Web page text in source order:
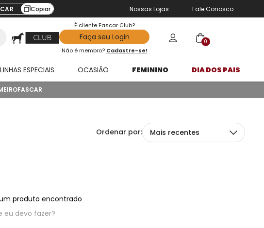
Copiar Nossas Lojas Fale Conosco
É cliente Fascar Club?
Faça seu Login
Não é membro? Cadastre-se!
0
LINHAS ESPECIAIS OCASIÃO FEMININO DIA DOS PAIS
Mais recentes
produto encontrado
eu devo fazer?